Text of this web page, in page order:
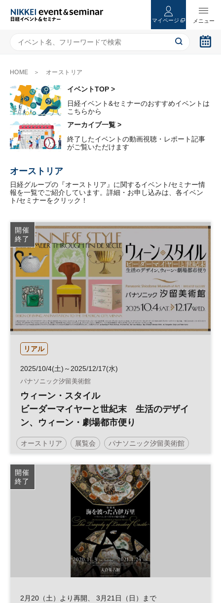
マイページ
HOME オーストリア
イベントTOP >
日経イベント&セミナーのおすすめイベントは
こちらから
アーカイブ一覧 >
終了したイベントの動画視聴・レポート記事
がご覧いただけます
オーストリア
日経グループの『オーストリア』に関するイベント/セミナー情
報を一覧でご紹介しています。詳細・お申し込みは、各イベン
ト/セミナーをクリック！
開催
終了
リアル
2025/10/4(土)～2025/12/17(水)
パナソニック汐留美術館
ウィーン・スタイル
ビーダーマイヤーと世紀末 生活のデザイ
ン、ウィーン・劇場都市便り
オーストリア 展覧会 パナソニック汐留美術館
ウィーン デザイン 工芸
陶磁器
開催
終了
2月20（土）より再開、 3月21日（日）まで